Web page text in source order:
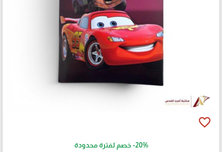
favorite_border
-20% خصم لفترة محدودة